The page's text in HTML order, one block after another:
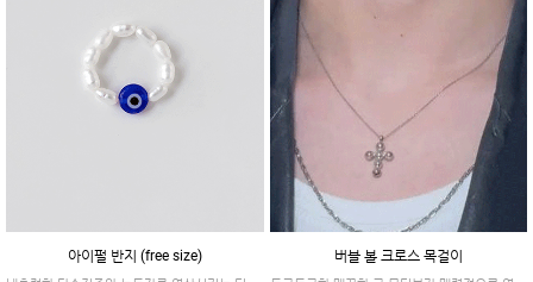
아이펄 반지 (free size)
버블 볼 크로스 목걸이